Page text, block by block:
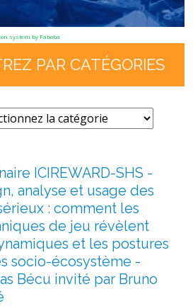
system by Faboba
PAR CATÉGORIES
ICIREWARD-SHS -
analyse et usage des
: comment les
de jeu révèlent
et les postures
socio-écosystème -
Bécu invité par Bruno